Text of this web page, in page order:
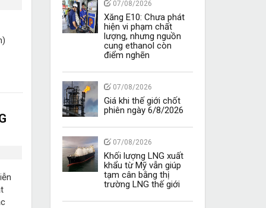
07/08/2026
Xăng E10: Chưa phát
hiện vi phạm chất
lượng, nhưng nguồn
cung ethanol còn
điểm nghẽn
07/08/2026
Giá khi thế giới chốt
phiên ngày 6/8/2026
07/08/2026
Khối lượng LNG xuất
khẩu từ Mỹ vẫn giúp
tạm cân bằng thị
trường LNG thế giới